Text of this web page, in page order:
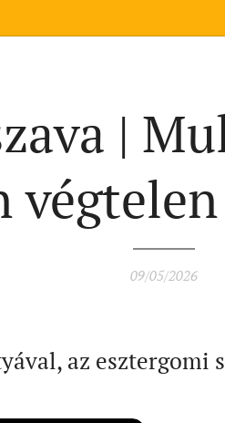
|
09/05/2026
az